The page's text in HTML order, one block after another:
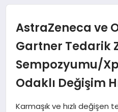
EĞITIM
MAGAZIN
SAĞLIK
SIYASET
AstraZeneca ve
Gartner Tedarik
Sempozyumu/
Odaklı Değişim
Karmaşık ve hızlı değişen